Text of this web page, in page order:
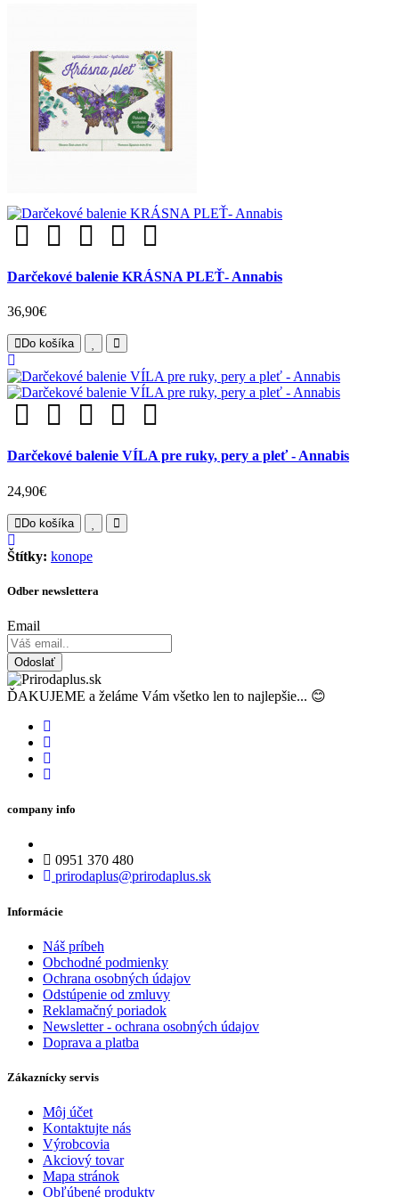
Darčekové balenie KRÁSNA PLEŤ- Annabis
36,90€
Do košíka
Darčekové balenie VÍLA pre ruky, pery a pleť - Annabis
24,90€
Do košíka
Štítky: konope
Odber newslettera
Email
Odoslať
ĎAKUJEME a želáme Vám všetko len to najlepšie... 😊
company info
0951 370 480
prirodaplus@prirodaplus.sk
Informácie
Náš príbeh
Obchodné podmienky
Ochrana osobných údajov
Odstúpenie od zmluvy
Reklamačný poriadok
Newsletter - ochrana osobných údajov
Doprava a platba
Zákaznícky servis
Môj účet
Kontaktujte nás
Výrobcovia
Akciový tovar
Mapa stránok
Obľúbené produkty